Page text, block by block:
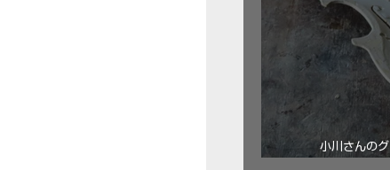
小川さんの